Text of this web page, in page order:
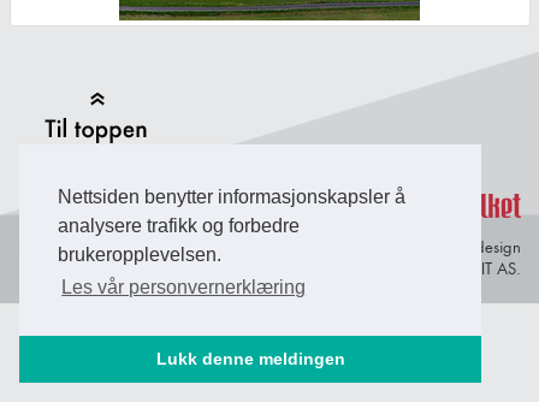
Nettsiden benytter informasjonskapsler å
analysere trafikk og forbedre
brukeropplevelsen.
Les vår personvernerklæring
Lukk denne meldingen
Personvern og
informasjonskapsler
© Copyright 2026 Briefing Fosen.
Webdesign
av Lindbak IT AS.